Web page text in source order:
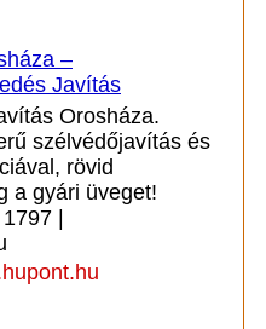
–
Javítás
Orosháza.
szélvédőjavítás és
rövid
a gyári üveget!
|